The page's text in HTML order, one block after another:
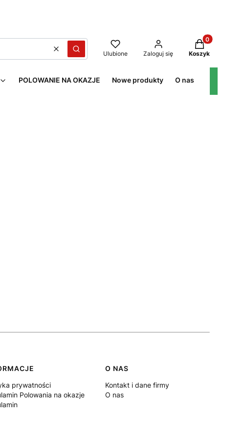
WyczyśćSzukaj Ulubione Zaloguj się
Produkty w
Koszyk
POLOWANIE NA OKAZJE Nowe produkty O nas
prywatności
Polowania na okazje
O NAS
Kontakt i dane firmy
O nas